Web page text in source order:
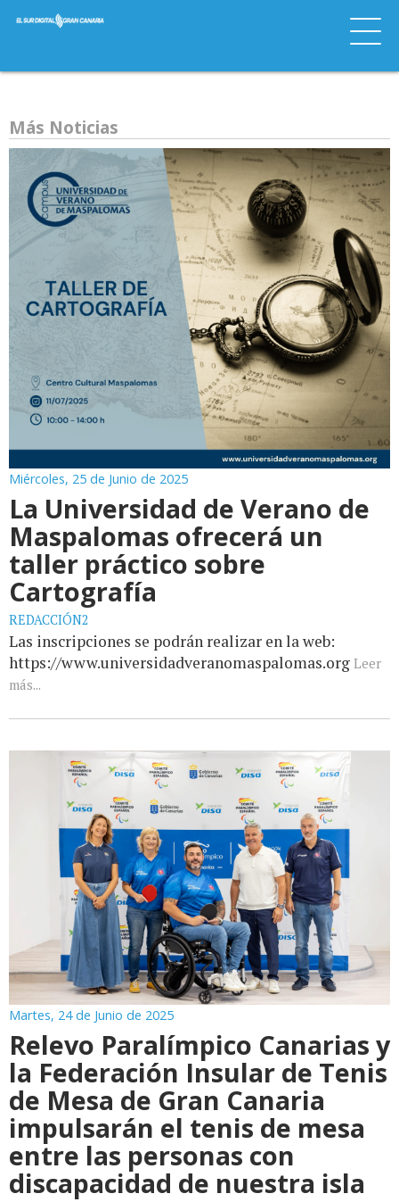
Más Noticias
Miércoles, 25 de Junio de 2025
La Universidad de Verano de
Maspalomas ofrecerá un
taller práctico sobre
Cartografía
REDACCIÓN2
Las inscripciones se podrán realizar en la web:
https://www.universidadveranomaspalomas.org Leer
más...
Martes, 24 de Junio de 2025
Relevo Paralímpico Canarias y
la Federación Insular de Tenis
de Mesa de Gran Canaria
impulsarán el tenis de mesa
entre las personas con
discapacidad de nuestra isla